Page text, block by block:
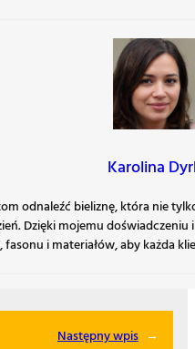
Karolina
odnaleźć bieliznę, która nie
Dzięki mojemu
fasonu i materiałów, aby każda
Następny wpis →